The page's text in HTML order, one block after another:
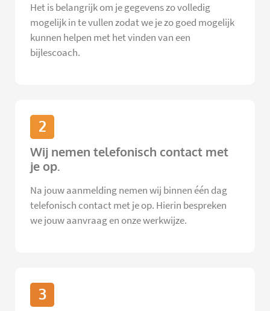
Het is belangrijk om je gegevens zo volledig
mogelijk in te vullen zodat we je zo goed mogelijk
kunnen helpen met het vinden van een
bijlescoach.
2
Wij nemen telefonisch contact met
je op.
Na jouw aanmelding nemen wij binnen één dag
telefonisch contact met je op. Hierin bespreken
we jouw aanvraag en onze werkwijze.
3